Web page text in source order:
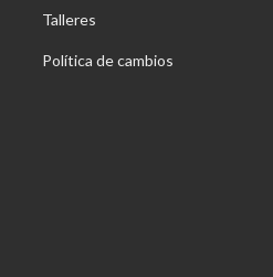
Talleres
Política de cambios